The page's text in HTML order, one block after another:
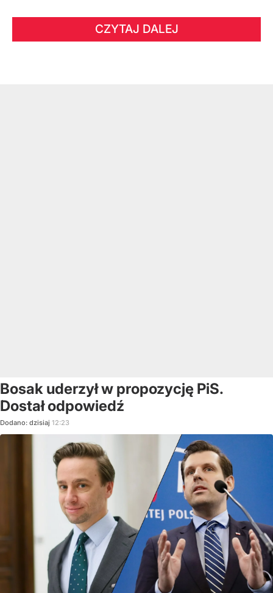
CZYTAJ DALEJ
Bosak uderzył w propozycję PiS.
Dostał odpowiedź
Dodano: dzisiaj 12:23